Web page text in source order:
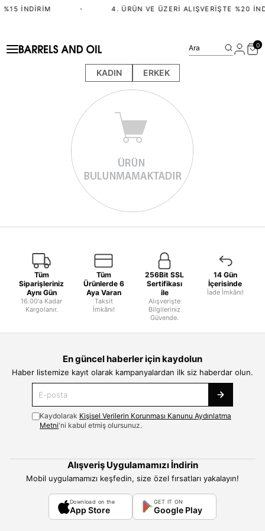
İNDIRIM • 4. ÜRÜN VE ÜZERI ALIŞVERIŞTE %20
KADIN ERKEK
Ara 0
Tüm
Siparişleriniz
Aynı Gün
16.00'a Kadar
Kargolanır.
Tüm
Ürünlerde 6
Aya Varan
Taksit
İmkânı!
256Bit SSL
Sertifikası
ile
Alışverişte
Bilgileriniz
Güvende.
14 Gün
İçerisinde
İade İmkânı!
En güncel haberler için kaydolun
Haber listemize kayıt olarak kampanyalardan ilk siz haberdar olun.
Kaydolarak Kişisel Verilerin Korunması Kanunu Aydınlatma
Metni'ni kabul etmiş olursunuz.
Alışveriş Uygulamamızı İndirin
Mobil uygulamamızı keşfedin, size özel fırsatları yakalayın!
Download on the
App Store
GET IT ON
Google Play